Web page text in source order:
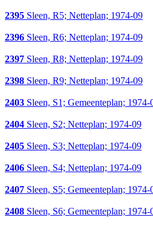
2395 Sleen, R5; Netteplan; 1974-09
2396 Sleen, R6; Netteplan; 1974-09
2397 Sleen, R8; Netteplan; 1974-09
2398 Sleen, R9; Netteplan; 1974-09
2403 Sleen, S1; Gemeenteplan; 1974-
2404 Sleen, S2; Netteplan; 1974-09
2405 Sleen, S3; Netteplan; 1974-09
2406 Sleen, S4; Netteplan; 1974-09
2407 Sleen, S5; Gemeenteplan; 1974-
2408 Sleen, S6; Gemeenteplan; 1974-